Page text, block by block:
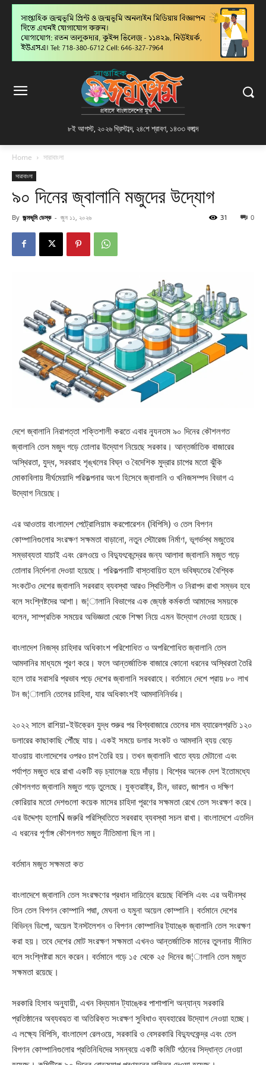
৮ই আগস্ট, ২০২৬ খ্রিস্টাব্দ, ২৪শে শ্রাবণ, ১৪৩৩ বঙ্গাব্দ
Home সারাবাংলা
সারাবাংলা
৯০ দিনের জ্বালানি মজুদের উদ্যোগ
By জন্মভূমি ডেস্ক - জুন ১১, ২০২৬ 0
31
দেশে জ্বালানি নিরাপত্তা শক্তিশালী করতে এবার ন্যূনতম ৯০ দিনের কৌশলগত
জ্বালানি তেল মজুদ গড়ে তোলার উদ্যোগ নিয়েছে সরকার। আন্তর্জাতিক বাজারের
অস্থিরতা, যুদ্ধ, সরবরাহ শৃঙ্খলের বিঘ্ন ও বৈদেশিক মুদ্রার চাপের মতো ঝুঁকি
মোকাবিলায় দীর্ঘমেয়াদি পরিকল্পনার অংশ হিসেবে জ্বালানি ও খনিজসম্পদ বিভাগ এ
উদ্যোগ নিয়েছে।
এর আওতায় বাংলাদেশ পেট্রোলিয়াম করপোরেশন (বিপিসি) ও তেল বিপণন
কোম্পানিগুলোর সংরক্ষণ সক্ষমতা বাড়ানো, নতুন স্টোরেজ নির্মাণ, ভূগর্ভস্থ মজুতের
সম্ভাব্যতা যাচাই এবং রেলওয়ে ও বিদ্যুৎকেন্দ্রের জন্য আলাদা জ্বালানি মজুত গড়ে
তোলার নির্দেশনা দেওয়া হয়েছে। পরিকল্পনাটি বাস্তবায়িত হলে ভবিষ্যতের বৈশ্বিক
সংকটেও দেশের জ্বালানি সরবরাহ ব্যবস্থা আরও স্থিতিশীল ও নিরাপদ রাখা সম্ভব হবে
বলে সংশ্লিষ্টদের আশা। জ¦ালানি বিভাগের এক জ্যেষ্ঠ কর্মকর্তা আমাদের সময়কে
বলেন, সাম্প্রতিক সময়ের অভিজ্ঞতা থেকে শিক্ষা নিয়ে এমন উদ্যোগ নেওয়া হয়েছে।
বাংলাদেশ নিজস্ব চাহিদার অধিকাংশ পরিশোধিত ও অপরিশোধিত জ্বালানি তেল
আমদানির মাধ্যমে পূরণ করে। ফলে আন্তর্জাতিক বাজারে কোনো ধরনের অস্থিরতা তৈরি
হলে তার সরাসরি প্রভাব পড়ে দেশের জ্বালানি সরবরাহে। বর্তমানে দেশে প্রায় ৮০ লাখ
টন জ¦ালানি তেলের চাহিদা, যার অধিকাংশই আমদানিনির্ভর।
২০২২ সালে রাশিয়া-ইউক্রেন যুদ্ধ শুরুর পর বিশ্ববাজারে তেলের দাম ব্যারেলপ্রতি ১২০
ডলারের কাছাকাছি পৌঁছে যায়। একই সময়ে ডলার সংকট ও আমদানি ব্যয় বেড়ে
যাওয়ায় বাংলাদেশের ওপরও চাপ তৈরি হয়। তখন জ্বালানি খাতে ব্যয় মেটানো এবং
পর্যাপ্ত মজুত ধরে রাখা একটি বড় চ্যালেঞ্জ হয়ে দাঁড়ায়। বিশ্বের অনেক দেশ ইতোমধ্যে
কৌশলগত জ্বালানি মজুত গড়ে তুলেছে। যুক্তরাষ্ট্র, চীন, ভারত, জাপান ও দক্ষিণ
কোরিয়ার মতো দেশগুলো কয়েক মাসের চাহিদা পূরণের সক্ষমতা রেখে তেল সংরক্ষণ করে।
এর উদ্দেশ্য হলোÑ জরুরি পরিস্থিতিতে সরবরাহ ব্যবস্থা সচল রাখা। বাংলাদেশে এতদিন
এ ধরনের পূর্ণাঙ্গ কৌশলগত মজুত নীতিমালা ছিল না।
বর্তমান মজুত সক্ষমতা কত
বাংলাদেশে জ্বালানি তেল সংরক্ষণের প্রধান দায়িত্বে রয়েছে বিপিসি এবং এর অধীনস্থ
তিন তেল বিপণন কোম্পানি পদ্মা, মেঘনা ও যমুনা অয়েল কোম্পানি। বর্তমানে দেশের
বিভিন্ন ডিপো, অয়েল ইনস্টলেশন ও বিপণন কোম্পানির ট্যাঙ্কে জ্বালানি তেল সংরক্ষণ
করা হয়। তবে দেশের মোট সংরক্ষণ সক্ষমতা এখনও আন্তর্জাতিক মানের তুলনায় সীমিত
বলে সংশ্লিষ্টরা মনে করেন। বর্তমানে গড়ে ১৫ থেকে ২৫ দিনের জ¦ালানি তেল মজুত
সক্ষমতা রয়েছে।
সরকারি হিসাব অনুযায়ী, এখন বিদ্যমান ট্যাঙ্কের পাশাপাশি অন্যান্য সরকারি
প্রতিষ্ঠানের অব্যবহৃত বা অতিরিক্ত সংরক্ষণ সুবিধাও ব্যবহারের উদ্যোগ নেওয়া হচ্ছে।
এ লক্ষ্যে বিপিসি, বাংলাদেশ রেলওয়ে, সরকারি ও বেসরকারি বিদ্যুৎকেন্দ্র এবং তেল
বিপণন কোম্পানিগুলোর প্রতিনিধিদের সমন্বয়ে একটি কমিটি গঠনের সিদ্ধান্ত নেওয়া